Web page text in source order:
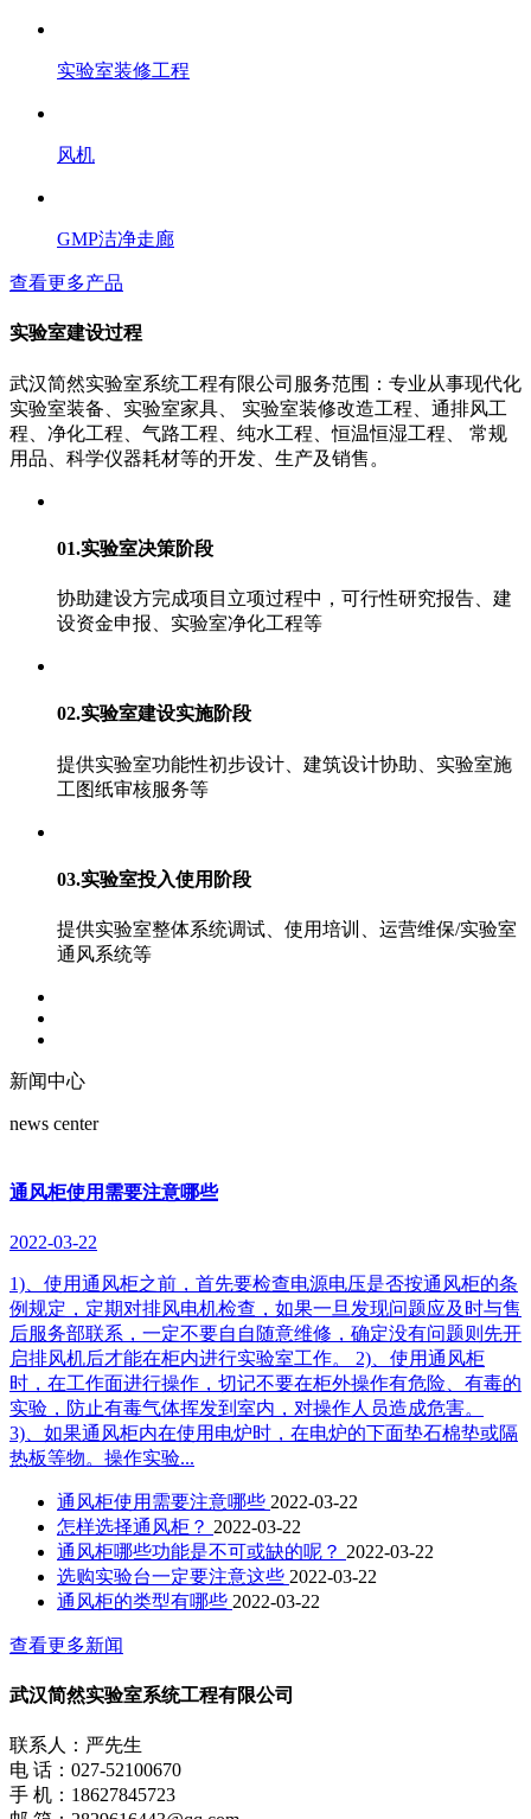
实验室装修工程
风机
GMP洁净走廊
查看更多产品
实验室建设过程
武汉简然实验室系统工程有限公司服务范围：专业从事现代化
实验室装备、实验室家具、 实验室装修改造工程、通排风工
程、净化工程、气路工程、纯水工程、恒温恒湿工程、 常规
用品、科学仪器耗材等的开发、生产及销售。
01.实验室决策阶段
协助建设方完成项目立项过程中，可行性研究报告、建
设资金申报、实验室净化工程等
02.实验室建设实施阶段
提供实验室功能性初步设计、建筑设计协助、实验室施
工图纸审核服务等
03.实验室投入使用阶段
提供实验室整体系统调试、使用培训、运营维保/实验室
通风系统等
新闻中心
news center
通风柜使用需要注意哪些
2022-03-22
1)、使用通风柜之前，首先要检查电源电压是否按通风柜的条
例规定，定期对排风电机检查，如果一旦发现问题应及时与售
后服务部联系，一定不要自自随意维修，确定没有问题则先开
启排风机后才能在柜内进行实验室工作。 2)、使用通风柜
时，在工作面进行操作，切记不要在柜外操作有危险、有毒的
实验，防止有毒气体挥发到室内，对操作人员造成危害。
3)、如果通风柜内在使用电炉时，在电炉的下面垫石棉垫或隔
热板等物。操作实验...
通风柜使用需要注意哪些 2022-03-22
怎样选择通风柜？ 2022-03-22
通风柜哪些功能是不可或缺的呢？ 2022-03-22
选购实验台一定要注意这些 2022-03-22
通风柜的类型有哪些 2022-03-22
查看更多新闻
武汉简然实验室系统工程有限公司
联系人：严先生
电 话：027-52100670
手 机：18627845723